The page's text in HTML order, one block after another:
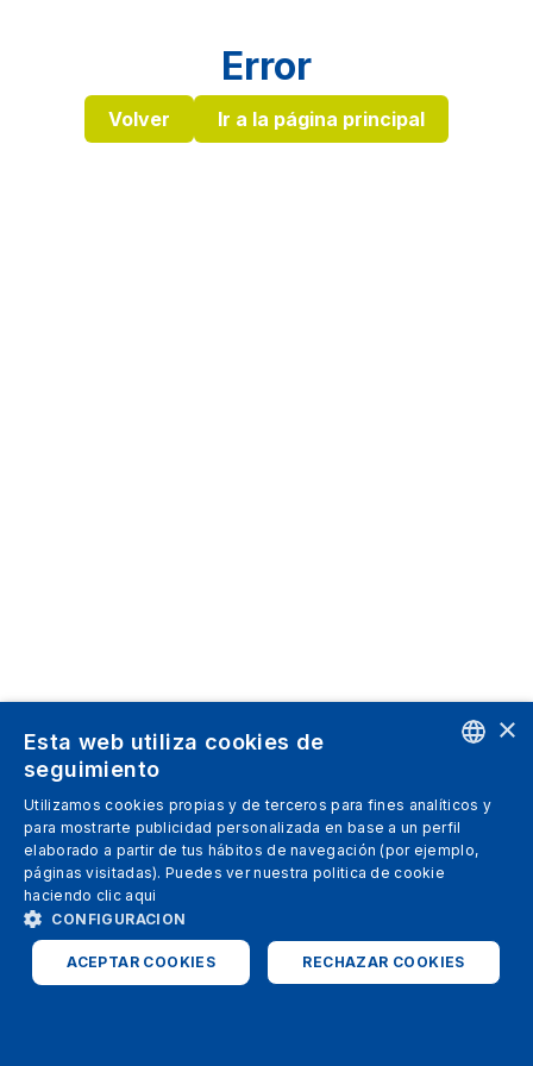
Error
Volver Ir a la página principal
SPANISH
ITALIAN
ENGLISH
×
Esta web utiliza cookies de
seguimiento
Utilizamos cookies propias y de terceros para fines analíticos y
para mostrarte publicidad personalizada en base a un perfil
elaborado a partir de tus hábitos de navegación (por ejemplo,
páginas visitadas). Puedes ver nuestra politica de cookie
haciendo clic aqui
CONFIGURACION
ACEPTAR COOKIES RECHAZAR COOKIES